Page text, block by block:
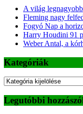
A világ
Fleming nagy
Fogyó Nap a
Harry Houdini 91
Weber Antal, a
Kategóriák
Kategóriák
Legutóbbi